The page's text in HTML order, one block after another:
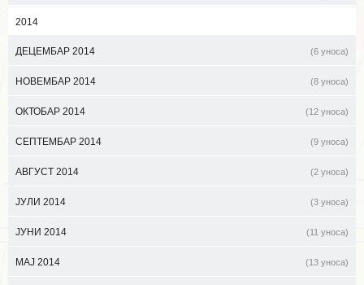
2014
ДЕЦЕМБАР 2014 (6 уноса)
НОВЕМБАР 2014 (8 уноса)
ОКТОБАР 2014 (12 уноса)
СЕПТЕМБАР 2014 (9 уноса)
АВГУСТ 2014 (2 уноса)
ЈУЛИ 2014 (3 уноса)
ЈУНИ 2014 (11 уноса)
МАЈ 2014 (13 уноса)